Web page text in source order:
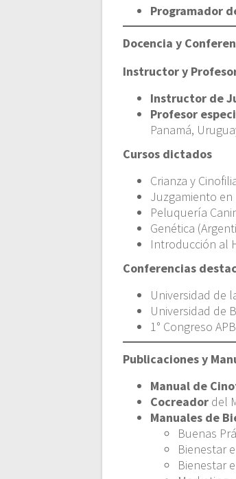
Programador
Docencia y
Instructor y
Instructor de
Profesor
Panamá,
Cursos dictados
Crianza y
Juzgamiento en
Peluquería
Genética
Introducción al
Conferencias
Universidad de
Universidad de
1° Congreso
Publicaciones y
Manual de
Cocreador del
Manuales de
Buenas
Bienestar
Bienestar